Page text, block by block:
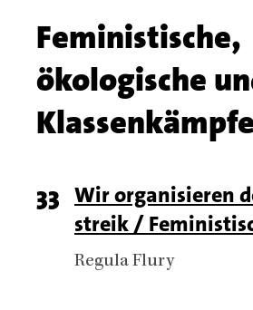
Chapter
name
Feministische,
ökologische
Klassenkämpfe
Chapter
articles
Page
number
33 Titel
Wir organisieren
streik /
Authors
Regula Flury